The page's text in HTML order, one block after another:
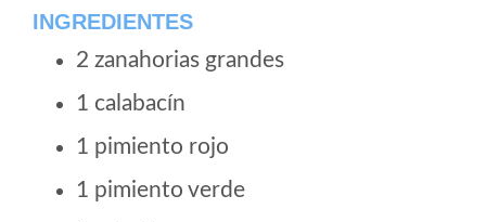
INGREDIENTES
2 zanahorias grandes
1 calabacín
1 pimiento rojo
1 pimiento verde